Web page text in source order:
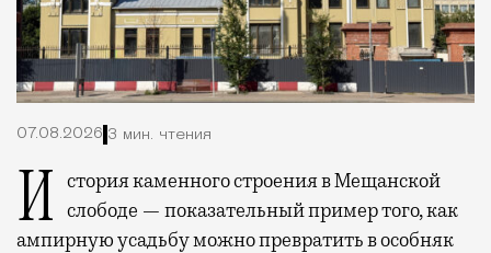
07.08.2026 3 мин. чтения
История каменного строения в Мещанской слободе — показательный пример того, как
ампирную усадьбу можно превратить в особняк